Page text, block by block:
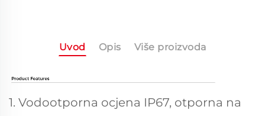
Uvod Opis Više proizvoda
1. Vodootporna ocjena IP67, otporna na